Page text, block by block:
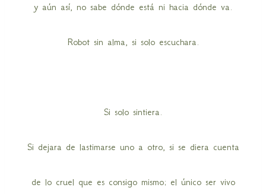
y aún así, no sabe dónde está ni hacia dónde va.
Robot sin alma, si solo escuchara.
Si solo sintiera.
Si dejara de lastimarse uno a otro, si se diera cuenta
de lo cruel que es consigo mismo; el único ser vivo